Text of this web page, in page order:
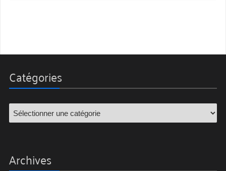
Catégories
Archives